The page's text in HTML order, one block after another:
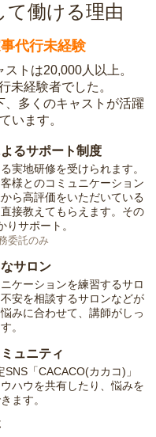
て働ける理由
代行未経験
トは20,000人以上。
未経験者でした。
多くのキャストが活躍
います。
るサポート制度
実地研修を受けられます。
様とのコミュニケーション
ら高評価をいただいている
接教えてもらえます。その
サポート。
委託のみ
サロン
ケーションを練習するサロ
安を相談するサロンなどが
みに合わせて、講師がしっ
。
ュニティ
「CACACO(カカコ)」
ハウを共有したり、悩みを
ます。